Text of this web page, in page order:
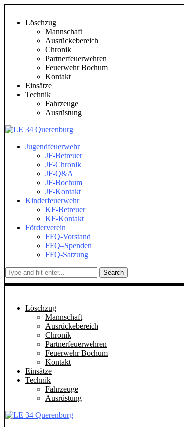
Löschzug
Mannschaft
Ausrückebereich
Chronik
Partnerfeuerwehren
Feuerwehr Bochum
Kontakt
Einsätze
Technik
Fahrzeuge
Ausrüstung
Jugendfeuerwehr
JF-Betreuer
JF-Chronik
JF-Q&A
JF-Bochum
JF-Kontakt
Kinderfeuerwehr
KF-Betreuer
KF-Kontakt
Förderverein
FFQ-Vorstand
FFQ–Spenden
FFQ-Satzung
Search
Löschzug
Mannschaft
Ausrückebereich
Chronik
Partnerfeuerwehren
Feuerwehr Bochum
Kontakt
Einsätze
Technik
Fahrzeuge
Ausrüstung